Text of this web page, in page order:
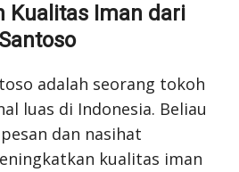
Kualitas Iman dari
adalah seorang tokoh
luas di Indonesia. Beliau
dan nasihat
kualitas iman